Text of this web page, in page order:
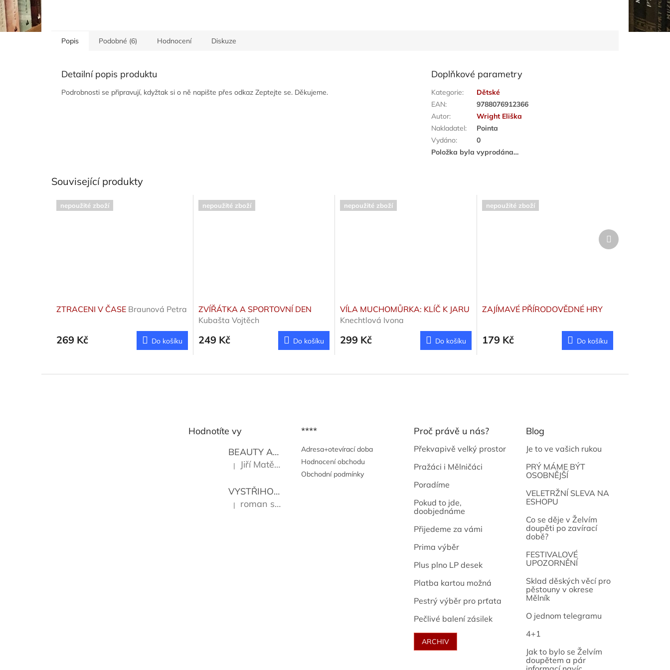
Popis Podobné (6) Hodnocení Diskuze
Detailní popis produktu
Podrobnosti se připravují, kdyžtak si o ně napište přes odkaz Zeptejte se. Děkujeme.
Doplňkové parametry
Kategorie:
Dětské
EAN:
9788076912366
Autor:
Wright Eliška
Nakladatel:
Pointa
Vydáno:
0
Položka byla vyprodána…
Související produkty
nepoužité zboží
ZTRACENI V ČASE Braunová Petra
269 Kč Do košíku
nepoužité zboží
ZVÍŘÁTKA A SPORTOVNÍ DEN
Kubašta Vojtěch
249 Kč Do košíku
nepoužité zboží
VÍLA MUCHOMŮRKA: KLÍČ K JARU
Knechtlová Ivona
299 Kč Do košíku
nepoužité zboží
ZAJÍMAVÉ PŘÍRODOVĚDNÉ HRY
179 Kč Do košíku
Další
produkt
Hodnotíte vy
BEAUTY AND THE BEAT
Go Go's
Hodnocení produktu je 5 z 5 hvězdiček.
| Jiří Matějů
VYSTŘIHOVÁNKY - PRAŽSKÉ PAMÁTKY Kropáček Josef
Hodnocení produktu je 5 z 5 hvězdiček.
| roman sekanina
****
Adresa+otevírací doba
Hodnocení obchodu
Obchodní podmínky
Proč právě u nás?
Překvapivě velký prostor
Pražáci i Mělničáci
Poradíme
Pokud to jde,
doobjednáme
Přijedeme za vámi
Prima výběr
Plus plno LP desek
Platba kartou možná
Pestrý výběr pro prťata
Pečlivé balení zásilek
ARCHIV
Blog
Je to ve vašich rukou
PRÝ MÁME BÝT
OSOBNĚJŠÍ
VELETRŽNÍ SLEVA NA
ESHOPU
Co se děje v Želvím
doupěti po zavírací
době?
FESTIVALOVÉ
UPOZORNĚNÍ
Sklad děských věcí pro
pěstouny v okrese
Mělník
O jednom telegramu
4+1
Jak to bylo se Želvím
doupětem a pár